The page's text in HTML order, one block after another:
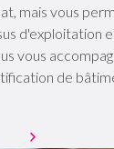
mais vous
d'exploitation
vous
de